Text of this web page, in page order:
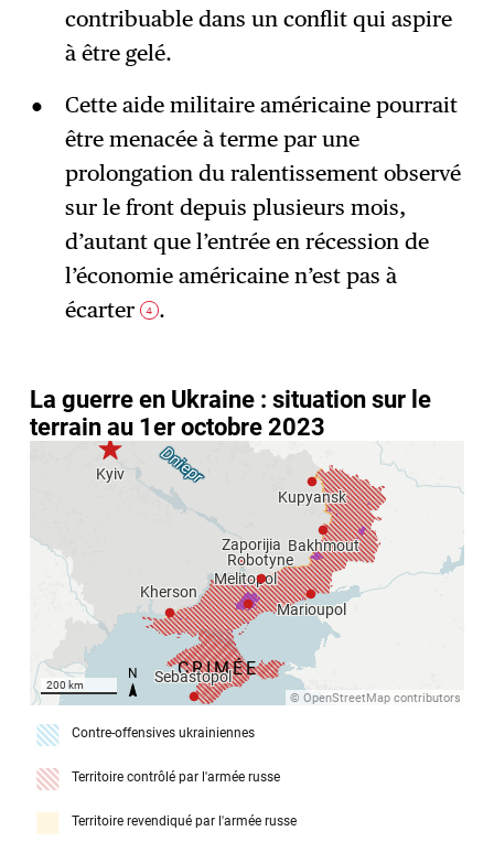
contribuable dans un conflit qui aspire
à être gelé.
Cette aide militaire américaine pourrait
être menacée à terme par une
prolongation du ralentissement observé
sur le front depuis plusieurs mois,
d’autant que l’entrée en récession de
l’économie américaine n’est pas à
écarter
4 .